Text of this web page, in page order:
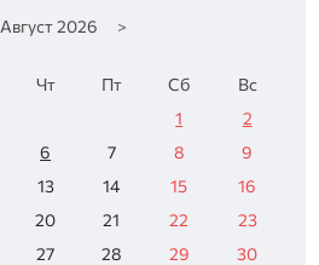
Август 2026 >
Чт Пт Сб
Вс
1
2
6 7 8
9
13 14 15
16
20 21 22
23
27 28 29
30